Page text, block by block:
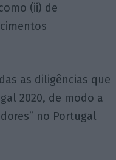
(ii) de
as diligências que
2020, de modo a
no Portugal